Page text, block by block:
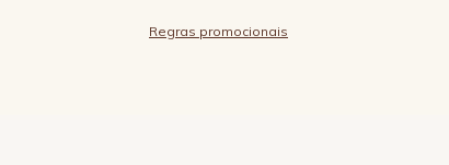
Regras promocionais